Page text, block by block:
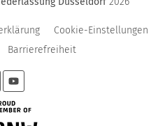
Cookie-Einstellungen
Barrierefreiheit